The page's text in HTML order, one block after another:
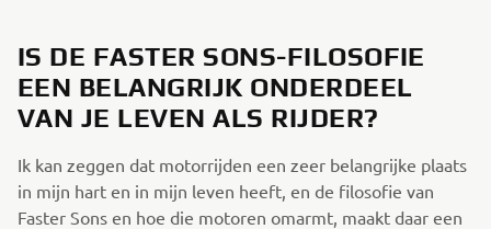
IS DE FASTER SONS-FILOSOFIE
EEN BELANGRIJK ONDERDEEL
VAN JE LEVEN ALS RIJDER?
Ik kan zeggen dat motorrijden een zeer belangrijke plaats
in mijn hart en in mijn leven heeft, en de filosofie van
Faster Sons en hoe die motoren omarmt, maakt daar een